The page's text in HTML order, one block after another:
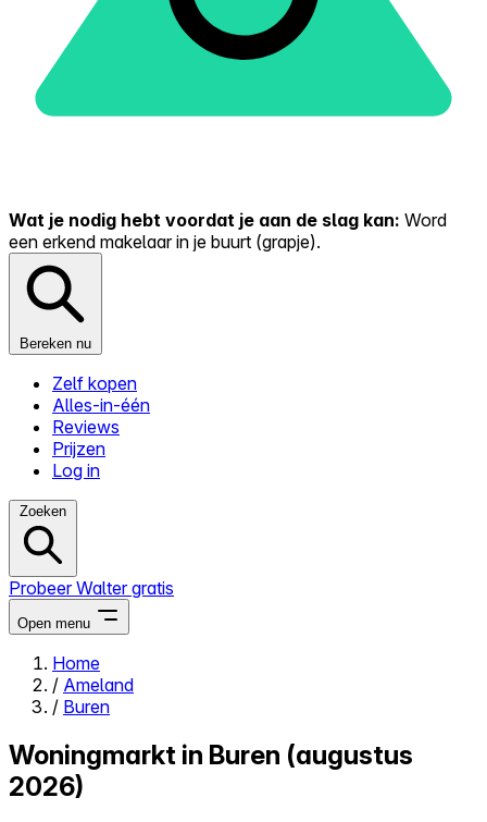
Wat je nodig hebt voordat je aan de slag kan: Word
een erkend makelaar in je buurt (grapje).
Bereken nu
Zelf kopen
Alles-in-één
Reviews
Prijzen
Log in
Zoeken
Probeer Walter gratis
Open menu
Close menu
Home
/ Ameland
/ Buren
Woningmarkt in Buren (augustus
2026)